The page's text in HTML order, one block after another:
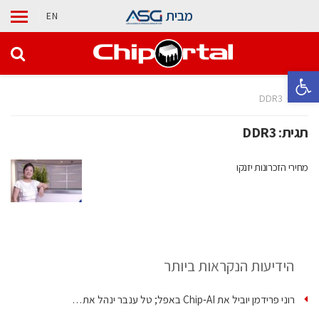
פתח סרגל נגישות
מבית EN
בית DDR3
תגית:DDR3
מחירי הזכרונות יזנקו
הידיעות הנקראות ביותר
רוני פרידמן יוביל את Chip‑AI באפל; טל ענבר ינהל את…